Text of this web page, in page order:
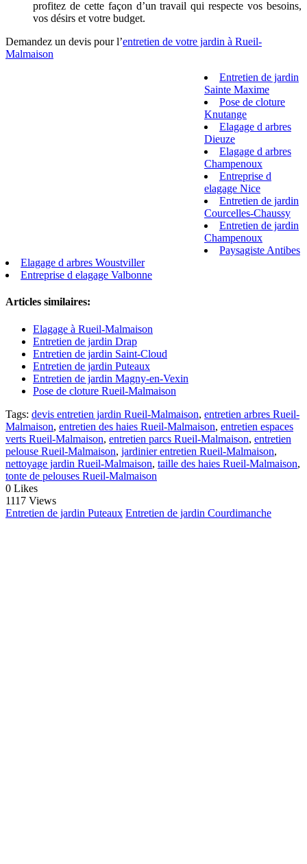
profitez de cette façon d’un travail qui respecte vos besoins,
vos désirs et votre budget.
Demandez un devis pour l’entretien de votre jardin à Rueil-
Malmaison
Entretien de jardin
Sainte Maxime
Pose de cloture
Knutange
Elagage d arbres
Dieuze
Elagage d arbres
Champenoux
Entreprise d
elagage Nice
Entretien de jardin
Courcelles-Chaussy
Entretien de jardin
Champenoux
Paysagiste Antibes
Elagage d arbres Woustviller
Entreprise d elagage Valbonne
Articles similaires:
Elagage à Rueil-Malmaison
Entretien de jardin Drap
Entretien de jardin Saint-Cloud
Entretien de jardin Puteaux
Entretien de jardin Magny-en-Vexin
Pose de cloture Rueil-Malmaison
Tags: devis entretien jardin Rueil-Malmaison, entretien arbres Rueil-
Malmaison, entretien des haies Rueil-Malmaison, entretien espaces
verts Rueil-Malmaison, entretien parcs Rueil-Malmaison, entretien
pelouse Rueil-Malmaison, jardinier entretien Rueil-Malmaison,
nettoyage jardin Rueil-Malmaison, taille des haies Rueil-Malmaison,
tonte de pelouses Rueil-Malmaison
0 Likes
1117 Views
Entretien de jardin Puteaux Entretien de jardin Courdimanche